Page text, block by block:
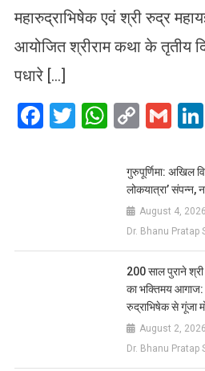
महारुद्राभिषेक एवं श्री रुद्र
आयोजित श्रीराम कथा के तृतीय
पधारे […]
Facebook
TwitterCopy
गुरुपूर्णिमा: अखिल
लोकयात्रा’ संपन्न,
August 4, 2026
Dr. Bhanu Pratap
200 साल पुराने
का भक्तिमय आगाज:
रुद्राभिषेक से गूंजा
August 2, 2026
Dr. Bhanu Pratap